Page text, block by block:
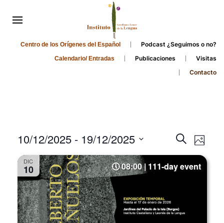
Centro de los Orígenes del Español Podcast ¿Seguimos o no?
Calendario/ Entradas Publicaciones Visitas Contacto
Search
and
Views
Select
10 08:00 | 111-day event